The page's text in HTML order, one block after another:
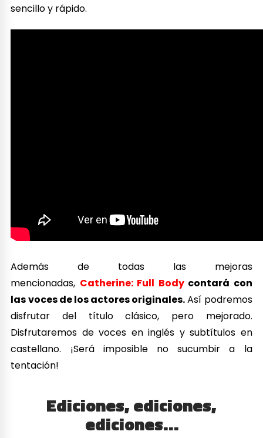
sencillo y rápido.
Además de todas las mejoras
mencionadas, Catherine: Full Bodycontará con
las voces de los actores originales.Así podremos
disfrutar del título clásico, pero mejorado.
Disfrutaremos de voces en inglés y subtítulos en
castellano. ¡Será imposible no sucumbir a la
tentación!
Ediciones, ediciones,
ediciones…